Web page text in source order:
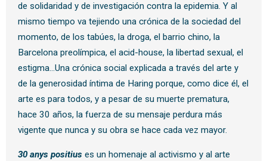
de solidaridad y de investigación contra la epidemia. Y al
mismo tiempo va tejiendo una crónica de la sociedad del
momento, de los tabúes, la droga, el barrio chino, la
Barcelona preolímpica, el acid-house, la libertad sexual, el
estigma…Una crónica social explicada a través del arte y
de la generosidad íntima de Haring porque, como dice él, el
arte es para todos, y a pesar de su muerte prematura,
hace 30 años, la fuerza de su mensaje perdura más
vigente que nunca y su obra se hace cada vez mayor.
30 anys positiuses un homenaje al activismo y al arte